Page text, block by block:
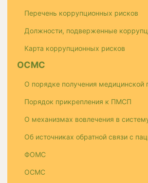
Перечень коррупционных рисков
Должности, подверженные
Карта коррупционных рисков
ОСМС
О порядке получения медицинской
Порядок прикрепления к ПМСП
О механизмах вовлечения в
Об источниках обратной связи с
ФОМС
ОСМС